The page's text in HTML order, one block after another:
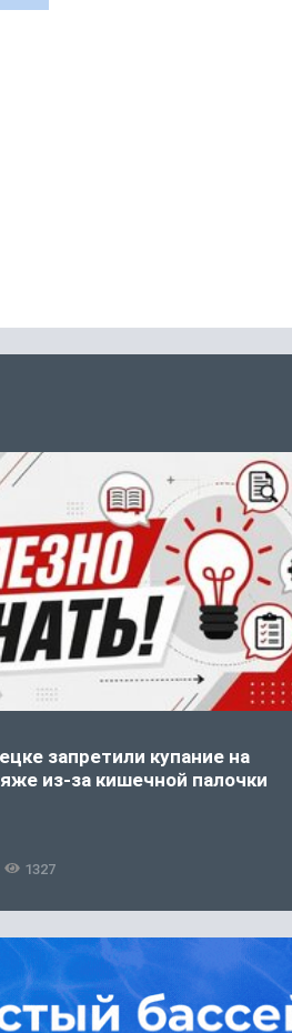
запретили купание на
из-за кишечной палочки
1327